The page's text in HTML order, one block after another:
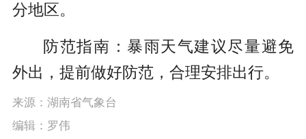
分地区。
防范指南：暴雨天气建议尽量避免
外出，提前做好防范，合理安排出行。
来源：湖南省气象台
编辑：罗伟